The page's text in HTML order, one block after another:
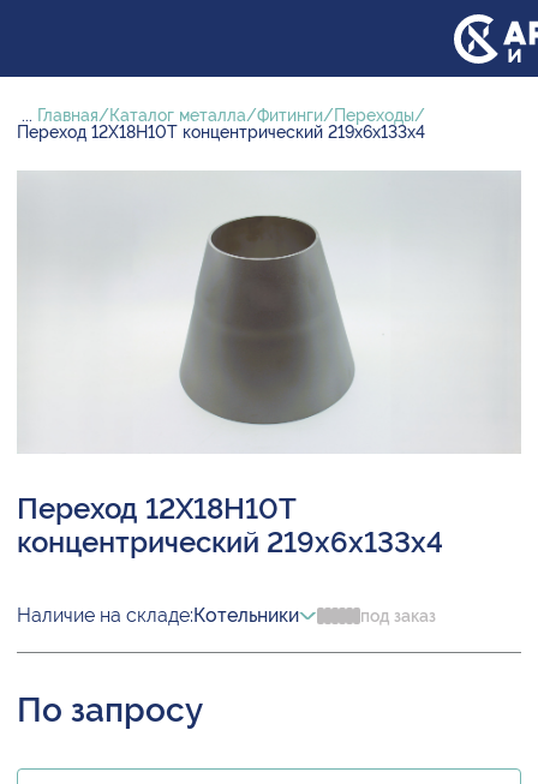
... Главная Каталог металла Фитинги
Переходы
Переход 12Х18Н10Т концентрический 219х6х133х4
Переход 12Х18Н10Т
концентрический 219х6х133х4
Наличие на складе:Котельники под заказ
По запросу